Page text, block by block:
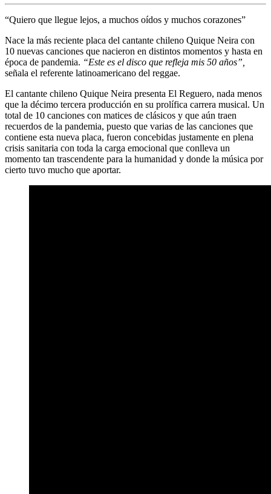
“Quiero que llegue lejos, a muchos oídos y muchos corazones”
Nace la más reciente placa del cantante chileno Quique Neira con
10 nuevas canciones que nacieron en distintos momentos y hasta en
época de pandemia. “Este es el disco que refleja mis 50 años”,
señala el referente latinoamericano del reggae.
El cantante chileno Quique Neira presenta El Reguero, nada menos
que la décimo tercera producción en su prolífica carrera musical. Un
total de 10 canciones con matices de clásicos y que aún traen
recuerdos de la pandemia, puesto que varias de las canciones que
contiene esta nueva placa, fueron concebidas justamente en plena
crisis sanitaria con toda la carga emocional que conlleva un
momento tan trascendente para la humanidad y donde la música por
cierto tuvo mucho que aportar.